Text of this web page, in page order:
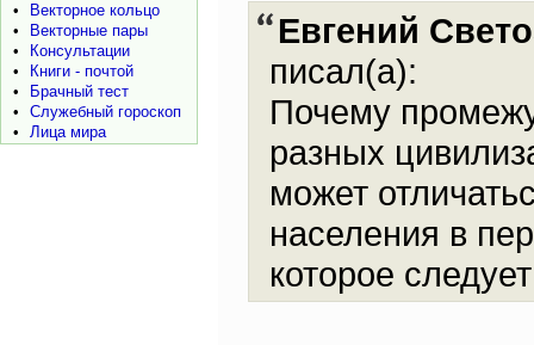
•
Векторное кольцо
•
Векторные пары
•
Консультации
•
Книги - почтой
•
Брачный тест
•
Служебный гороскоп
•
Лица мира
Евгений
писал(а):
Почему
разных
может
населения в
которое